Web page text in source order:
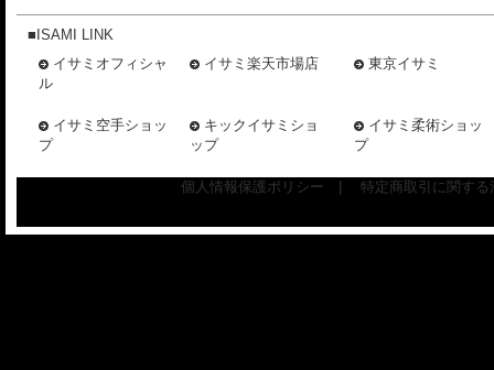
■ISAMI LINK
イサミオフィシャ
ル
イサミ楽天市場店 東京イサミ
イサミ空手ショッ
プ
キックイサミショ
ップ
イサミ柔術ショッ
プ
個人情報保護ポリシー 特定商取引に関す